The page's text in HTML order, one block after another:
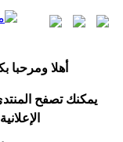
هلا ومرحبا
يمكنك تصفح